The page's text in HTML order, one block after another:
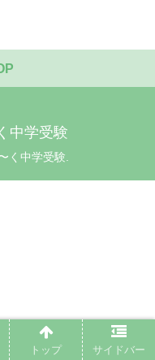
中学受験
く中学受験.
トップ サイドバー